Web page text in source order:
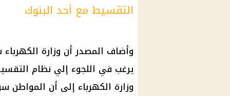
التقسيط مع أحد البنوك
وأضاف المصدر أن وزارة
يرغب في اللجوء إلي نظام
وزارة الكهرباء إلى أن